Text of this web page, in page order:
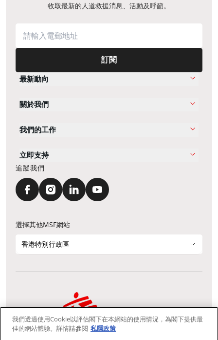
收取最新的人道救援消息、活動及呼籲。
訂閱
最新動向
關於我們
我們的工作
立即支持
追蹤我們
選擇其他MSF網站
香港特別行政區
通訊資料更新 鳴謝 私隱聲明
我們採用安全通訊端層 (Secure Socket Layer, SSL) 協定，有助保障敏感
我們透過使用Cookie以評估閣下在本網站的使用情況，為閣下提供最
佳的網站體驗。詳情請參閱 私隱政策